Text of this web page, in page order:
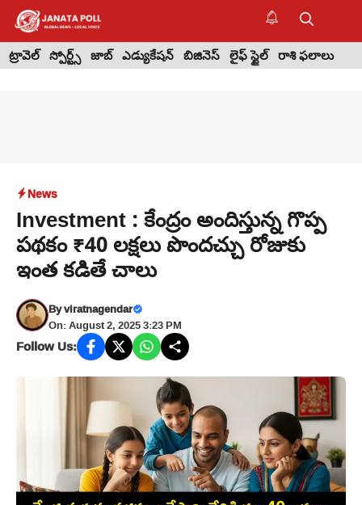
Skip
content
ట్రావెల్ స్పోర్ట్స్ జాబ్ ఎడ్యుకేషన్ బిజినెస్ లైఫ్ స్టైల్ రాశి ఫలాలు
News
Investment : కేంద్రం అందిస్తున్న గొప్ప
పథకం ₹40 లక్షలు పొందచ్చు రోజుకు
ఇంత కడితే చాలు
Byviratnagendar
On: August 2, 2025 3:23 PM
Follow Us: